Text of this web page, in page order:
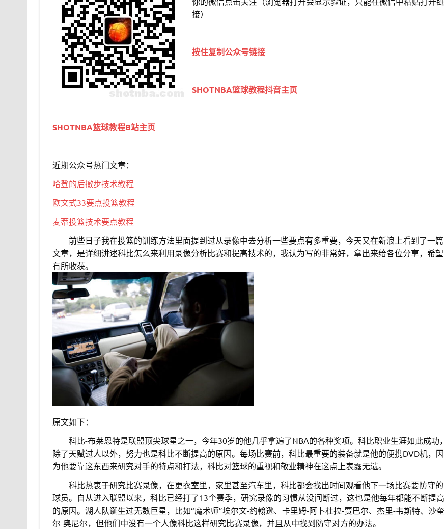
接）
按住复制公众号链接
SHOTNBA篮球教程抖音主页
SHOTNBA篮球教程B站主页
近期公众号热门文章：
哈登的后撤步技术教程
欧文式33要点投篮教程
麦蒂投篮技术要点教程
前些日子我在投篮的训练方法里面提到过从录像中去分析一些要点有多重要，今天又在新浪上看到了一篇
文章，是详细讲述科比怎么来利用录像分析比赛和提高技术的，我认为写的非常好，拿出来给各位分享，希望
有所收获。
原文如下：
科比-布莱恩特是联盟顶尖球星之一，今年30岁的他几乎拿遍了NBA的各种奖项。科比职业生涯如此成功，
除了天赋过人以外，努力也是科比不断提高的原因。每场比赛前，科比最重要的装备就是他的便携DVD机，因
为他要靠这东西来研究对手的特点和打法，科比对篮球的重视和敬业精神在这点上表露无遗。
科比热衷于研究比赛录像，在更衣室里，家里甚至汽车里，科比都会找出时间观看他下一场比赛要防守的
球员。自从进入联盟以来，科比已经打了13个赛季，研究录像的习惯从没间断过，这也是他每年都能不断提高
的原因。湖人队诞生过无数巨星，比如“魔术师”埃尔文-约翰逊、卡里姆-阿卜杜拉-贾巴尔、杰里-韦斯特、沙奎
尔-奥尼尔，但他们中没有一个人像科比这样研究比赛录像，并且从中找到防守对方的办法。